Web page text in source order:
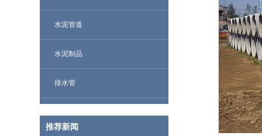
水泥管道
水泥制品
排水管
推荐新闻